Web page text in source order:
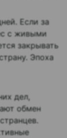
Если за
с живыми
закрывать
Эпоха
дел,
обмен